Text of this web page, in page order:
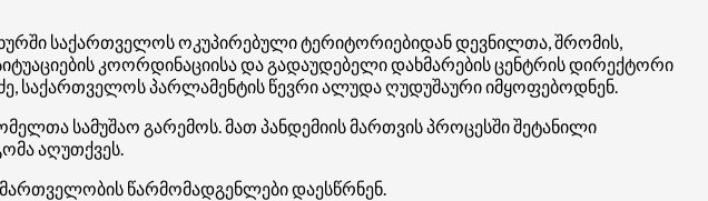
საქართველოს ოკუპირებული ტერიტორიებიდან დევნილთა, შრომის,
კოორდინაციისა და გადაუდებელი დახმარების ცენტრის დირექტორი
საქართველოს პარლამენტის წევრი ალუდა ღუდუშაური იმყოფებოდნენ.
სამუშაო გარემოს. მათ პანდემიის მართვის პროცესში შეტანილი
აღუთქვეს.
წარმომადგენლები დაესწრნენ.